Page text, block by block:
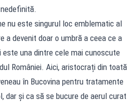
nu este singurul loc emblematic al
a devenit doar o umbră a ceea ce a
una dintre cele mai cunoscute
României. Aici, aristocrați din toată
în Bucovina pentru tratamente
dar și ca să se bucure de aerul curat